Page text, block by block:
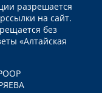
разрешается
на сайт.
без
«Алтайская